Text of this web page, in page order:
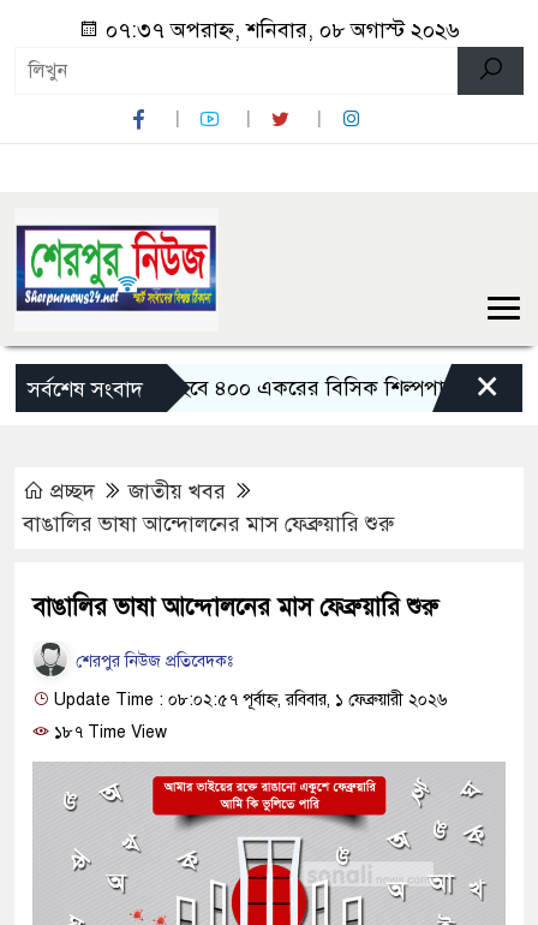
০৭:৩৭ অপরাহ্ন, শনিবার, ০৮ অগাস্ট ২০২৬
সর্বশেষ সংবাদ
তৈরি হবে ৪০০ একরের বিসিক শিল্পপার্ক: বাণিজ্যমন্ত্রী
×
প্রচ্ছদ
জাতীয় খবর
বাঙালির ভাষা আন্দোলনের মাস ফেব্রুয়ারি শুরু
বাঙালির ভাষা আন্দোলনের মাস ফেব্রুয়ারি শুরু
শেরপুর নিউজ প্রতিবেদকঃ
Update Time : ০৮:০২:৫৭ পূর্বাহ্ন, রবিবার, ১ ফেব্রুয়ারী ২০২৬
১৮৭ Time View